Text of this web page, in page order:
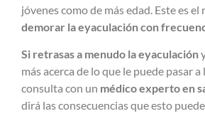
jóvenes como de más edad. Este es el
demorar la eyaculación con
Si retrasas a menudo la eyaculación
más acerca de lo que le puede pasar
consulta con un médico experto en
dirá las consecuencias que esto